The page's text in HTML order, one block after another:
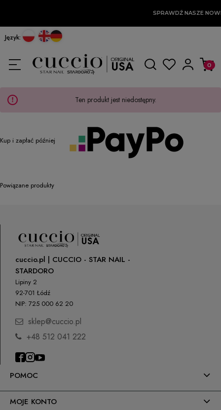
SPRAWDŹ NASZE
Język:
Ten produkt jest niedostępny.
Kup i zapłać później
Powiązane produkty
POMOC
MOJE KONTO
cuccio.pl | CUCCIO - STAR NAIL -
STARDORO
Lipiny 2
92-701 Łódź
NIP: 725 000 62 20
sklep@cuccio.pl
+48 512 041 222